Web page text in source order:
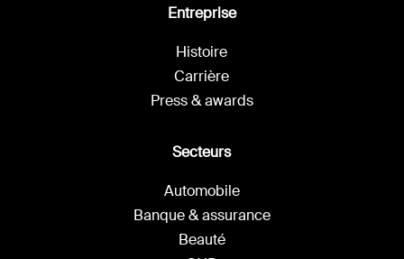
Secteurs
Automobile
Banque & assurance
Beauté
Entreprise
Histoire
Carrière
Press & awards